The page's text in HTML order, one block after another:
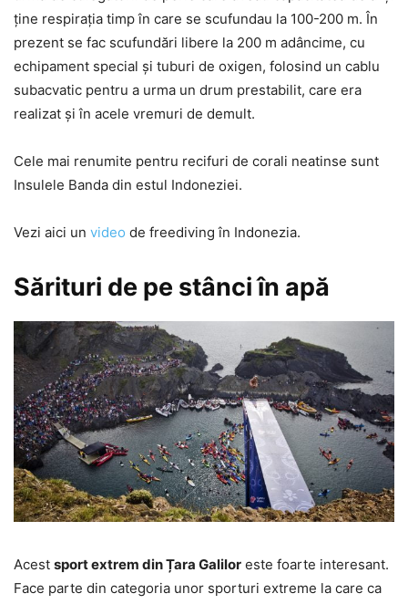
ține respirația timp în care se scufundau la 100-200 m. În
prezent se fac scufundări libere la 200 m adâncime, cu
echipament special și tuburi de oxigen, folosind un cablu
subacvatic pentru a urma un drum prestabilit, care era
realizat și în acele vremuri de demult.
Cele mai renumite pentru recifuri de corali neatinse sunt
Insulele Banda din estul Indoneziei.
Vezi aici un video de freediving în Indonezia.
Sărituri de pe stânci în apă
Acest sport extrem din Țara Galilor este foarte interesant.
Face parte din categoria unor sporturi extreme la care ca